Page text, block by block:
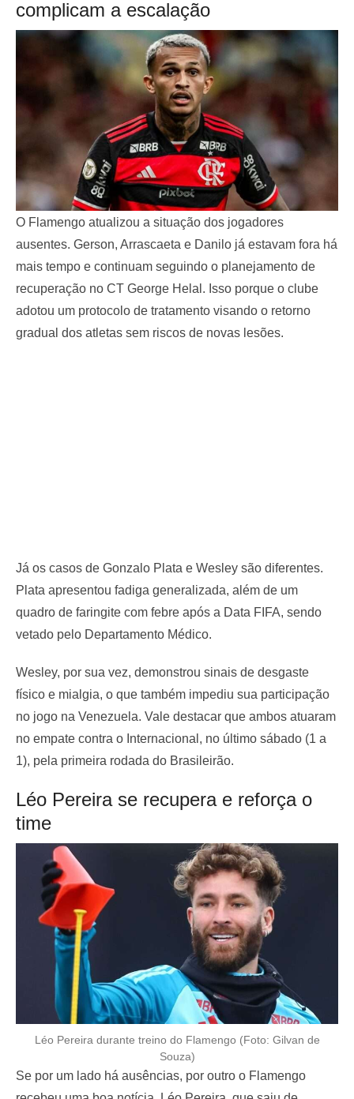
complicam a escalação
O Flamengo atualizou a situação dos jogadores
ausentes. Gerson, Arrascaeta e Danilo já estavam fora há
mais tempo e continuam seguindo o planejamento de
recuperação no CT George Helal. Isso porque o clube
adotou um protocolo de tratamento visando o retorno
gradual dos atletas sem riscos de novas lesões.
Já os casos de Gonzalo Plata e Wesley são diferentes.
Plata apresentou fadiga generalizada, além de um
quadro de faringite com febre após a Data FIFA, sendo
vetado pelo Departamento Médico.
Wesley, por sua vez, demonstrou sinais de desgaste
físico e mialgia, o que também impediu sua participação
no jogo na Venezuela. Vale destacar que ambos atuaram
no empate contra o Internacional, no último sábado (1 a
1), pela primeira rodada do Brasileirão.
Léo Pereira se recupera e reforça o
time
Léo Pereira durante treino do Flamengo (Foto: Gilvan de
Souza)
Se por um lado há ausências, por outro o Flamengo